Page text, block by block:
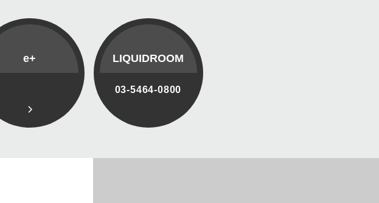
e+ LIQUIDROOM
03-5464-0800